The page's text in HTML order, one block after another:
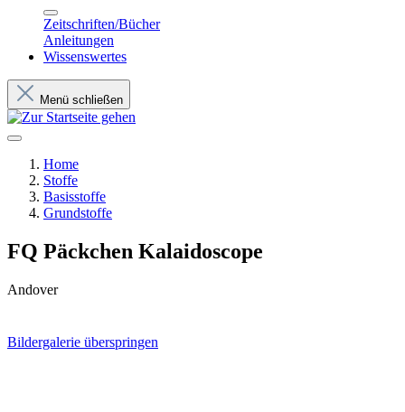
Zeitschriften/Bücher
Anleitungen
Wissenswertes
Menü schließen
Home
Stoffe
Basisstoffe
Grundstoffe
FQ Päckchen Kalaidoscope
Andover
Bildergalerie überspringen